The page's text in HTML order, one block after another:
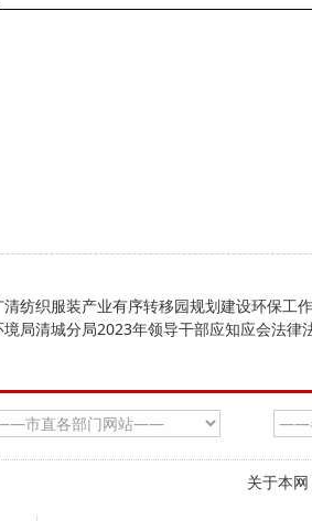
纺织服装产业有序转移园规划建设环保工
局清城分局2023年领导干部应知应会法律
关于本网